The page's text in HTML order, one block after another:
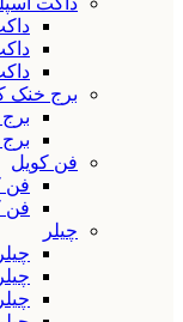
برج خنک
فن کویل
فن
فن
چیلر